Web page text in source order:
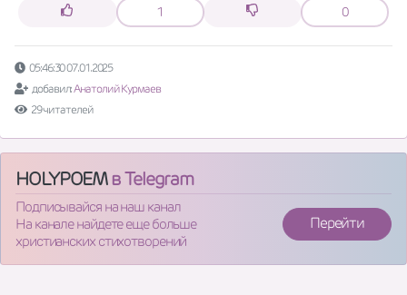
1 0
05:46:30 07.01.2025
добавил:Анатолий Курмаев
29 читателей
HOLYPOEMв Telegram
Подписывайся на наш канал
На канале найдете еще больше
христианских стихотворений
Перейти